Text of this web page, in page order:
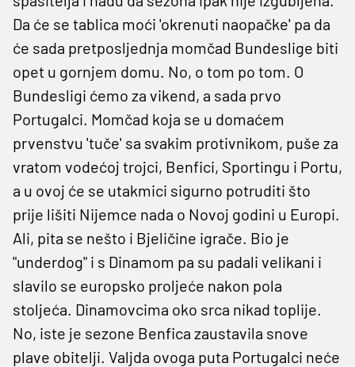
Da će se tablica moći 'okrenuti naopačke' pa da
će sada pretposljednja momčad Bundeslige biti
opet u gornjem domu. No, o tom po tom. O
Bundesligi ćemo za vikend, a sada prvo
Portugalci. Momčad koja se u domaćem
prvenstvu 'tuče' sa svakim protivnikom, puše za
vratom vodećoj trojci, Benfici, Sportingu i Portu,
a u ovoj će se utakmici sigurno potruditi što
prije lišiti Nijemce nada o Novoj godini u Europi.
Ali, pita se nešto i Bjeličine igrače. Bio je
"underdog" i s Dinamom pa su padali velikani i
slavilo se europsko proljeće nakon pola
stoljeća. Dinamovcima oko srca nikad toplije.
No, iste je sezone Benfica zaustavila snove
plave obitelji. Valjda ovoga puta Portugalci neće